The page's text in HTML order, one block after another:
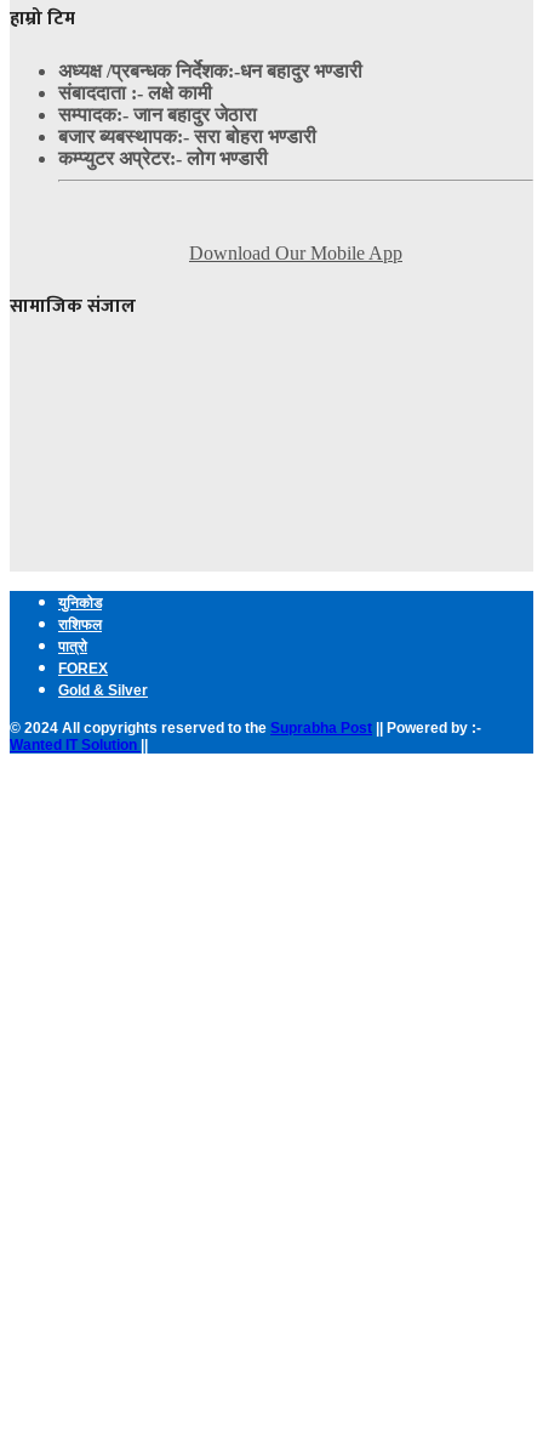
हाम्रो टिम
अध्यक्ष /प्रबन्धक निर्देशक:-धन बहादुर भण्डारी
संबाददाता :- लक्षे कामी
सम्पादक:- जान बहादुर जेठारा
बजार ब्यबस्थापक:- सरा बोहरा भण्डारी
कम्प्युटर अप्रेटर:- लोग भण्डारी
Download Our Mobile App
सामाजिक संजाल
युनिकोड
राशिफल
पात्रो
FOREX
Gold & Silver
© 2024 All copyrights reserved to the Suprabha Post || Powered by :-
Wanted IT Solution